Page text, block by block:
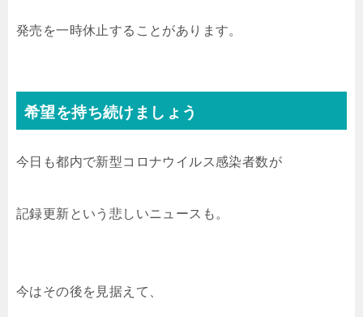
発売を一時休止することがあります。
希望を持ち続けましょう
今日も都内で新型コロナウイルス感染者数が
記録更新という悲しいニュースも。
今はその後を見据えて、